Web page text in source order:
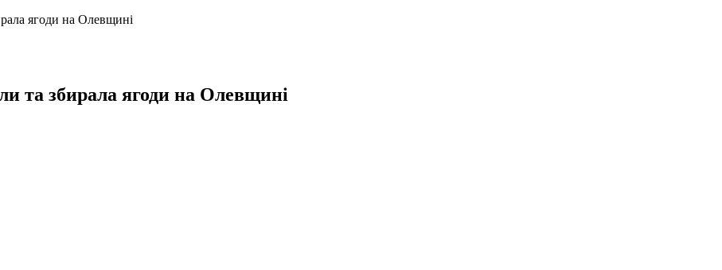
ягоди на Олевщині
та збирала ягоди на Олевщині